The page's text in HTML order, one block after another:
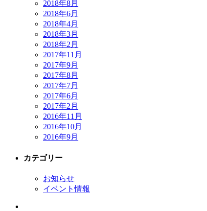
2018年8月
2018年6月
2018年4月
2018年3月
2018年2月
2017年11月
2017年9月
2017年8月
2017年7月
2017年6月
2017年2月
2016年11月
2016年10月
2016年9月
カテゴリー
お知らせ
イベント情報